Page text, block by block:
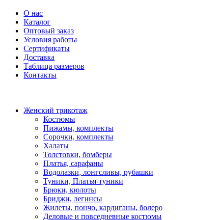
О нас
Каталог
Оптовый заказ
Условия работы
Сертификаты
Доставка
Таблица размеров
Контакты
Женский трикотаж
Костюмы
Пижамы, комплекты
Сорочки, комплекты
Халаты
Толстовки, бомберы
Платья, сарафаны
Водолазки, лонгсливы, рубашки
Туники, Платья-туники
Брюки, кюлоты
Бриджи, легинсы
Жилеты, пончо, кардиганы, болеро
Деловые и повседневные костюмы